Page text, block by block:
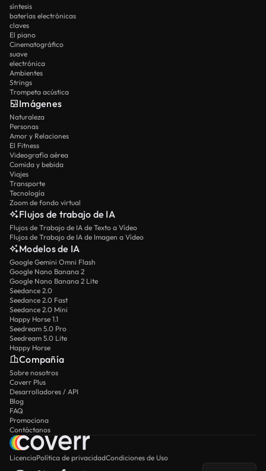
síntesis
baterías electrónicas
claves
El piano
Cinematográfico
suave
electrónica
Ambientes
Strings
Trompeta acústica
Imágenes
Naturaleza
Personas
Amor y Relaciones
El Fitness
Videografía aérea
Comida y bebida
Viajes
Transporte
Tecnología
Zoom de fondo virtual
Flujos de trabajo de IA
Flujos de Trabajo de IA de Texto a Vídeo
Flujos de Trabajo de IA de Imagen a Vídeo
Modelos de IA
Google Gemini Omni Flash
Google Nano Banana 2
Google Nano Banana 2 Lite
Seedance 2.0
Seedance 2.0 Fast
Seedance 2.0 Mini
Happy Horse 1.1
Seedream 5.0 Pro
Seedream 5.0 Lite
Happy Horse
Compañía
Sobre nosotros
Coverr Plus
Desarrolladores / API
Blog
FAQ
Promociona
Contáctanos
LicenciaPolítica de privacidadCondiciones de Uso